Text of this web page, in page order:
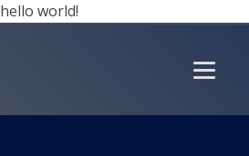
hello world!